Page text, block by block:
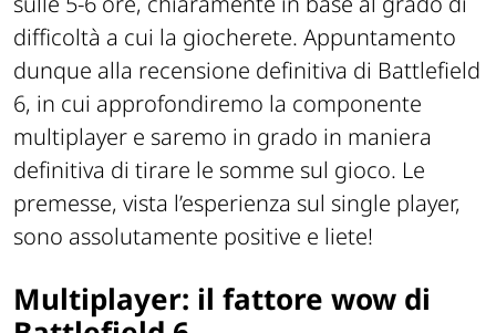
difficoltà a cui la giocherete. Appuntamento
dunque alla recensione definitiva di Battlefield
6, in cui approfondiremo la componente
multiplayer e saremo in grado in maniera
definitiva di tirare le somme sul gioco. Le
premesse, vista l’esperienza sul single player,
sono assolutamente positive e liete!
Multiplayer: il fattore wow di